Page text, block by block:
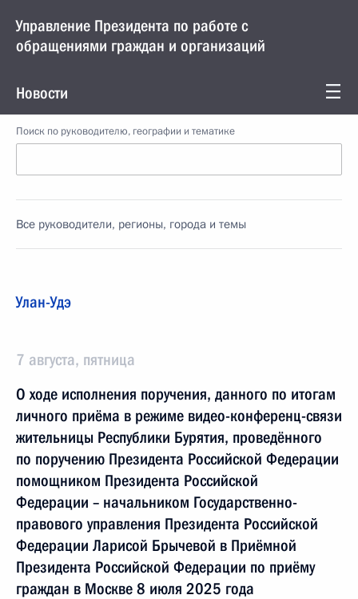
Управление Президента по работе с
обращениями граждан и организаций
Новости
Поиск по руководителю, географии и тематике
Все руководители, регионы, города и темы
Улан-Удэ
7 августа, пятница
О ходе исполнения поручения, данного по итогам
личного приёма в режиме видео-конференц-связи
жительницы Республики Бурятия, проведённого
по поручению Президента Российской Федерации
помощником Президента Российской
Федерации – начальником Государственно-
правового управления Президента Российской
Федерации Ларисой Брычевой в Приёмной
Президента Российской Федерации по приёму
граждан в Москве 8 июля 2025 года